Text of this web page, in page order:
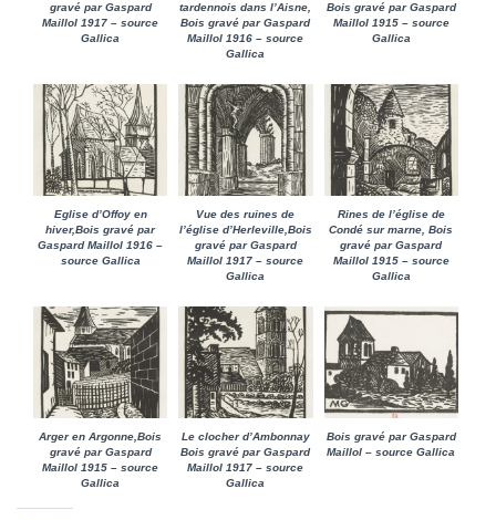
gravé par Gaspard
Maillol 1917 – source
Gallica
tardennois dans l’Aisne,
Bois gravé par Gaspard
Maillol 1916 – source
Gallica
Bois gravé par Gaspard
Maillol 1915 – source
Gallica
Eglise d’Offoy en
hiver,Bois gravé par
Gaspard Maillol 1916 –
source Gallica
Vue des ruines de
l’église d’Herleville,Bois
gravé par Gaspard
Maillol 1917 – source
Gallica
Rines de l’église de
Condé sur marne, Bois
gravé par Gaspard
Maillol 1915 – source
Gallica
Arger en Argonne,Bois
gravé par Gaspard
Maillol 1915 – source
Gallica
Le clocher d’Ambonnay
Bois gravé par Gaspard
Maillol 1917 – source
Gallica
Bois gravé par Gaspard
Maillol – source Gallica